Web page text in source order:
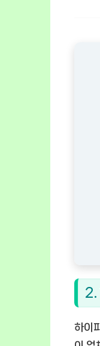
2.
하이